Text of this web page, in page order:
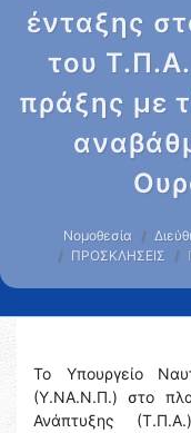
ένταξης
του
πράξης με
Νομοθεσία
ΠΡΟΣΚΛΗΣΕΙΣ
Το Υπουργείο
(Υ.ΝΑ.Ν.Π.) στο
Ανάπτυξης